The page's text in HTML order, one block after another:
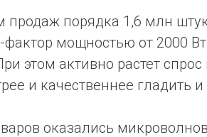
продаж порядка 1,6 млн
мощностью от 2000
этом активно растет
и качественнее гладить
оказались